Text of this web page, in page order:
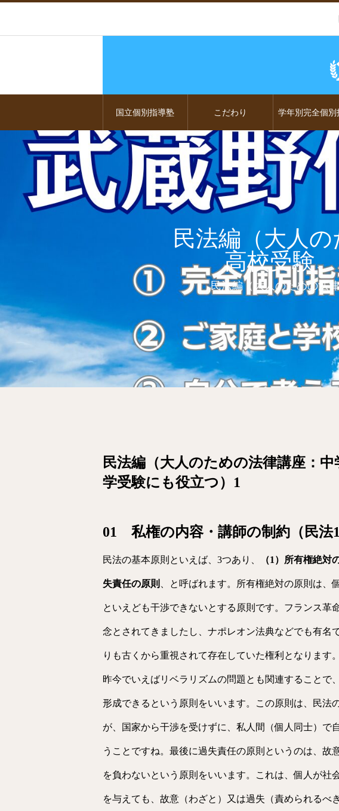
国立個別指導塾 こだわり 学年別完全個別
民法編（大人
高校受験
民法編（大人のための法
民法編（大人のための法律講座：
学受験にも役立つ）1
01 私権の内容・講師の制約（民法1
民法の基本原則といえば、3つあり、 （1）所有権絶対
失責任の原則 、と呼ばれます。所有権絶対の原則は
といえども干渉できないとする原則です。フランス革
念とされてきましたし、ナポレオン法典などでも有名
りも古くから重視されて存在していた権利となります
昨今でいえばリベラリズムの問題とも関連することで
形成できるという原則をいいます。この原則は、民法
が、国家から干渉を受けずに、私人間（個人同士）で
うことですね。最後に過失責任の原則というのは、故
を負わないという原則をいいます。これは、個人が社
を与えても、故意（わざと）又は過失（責められるべ